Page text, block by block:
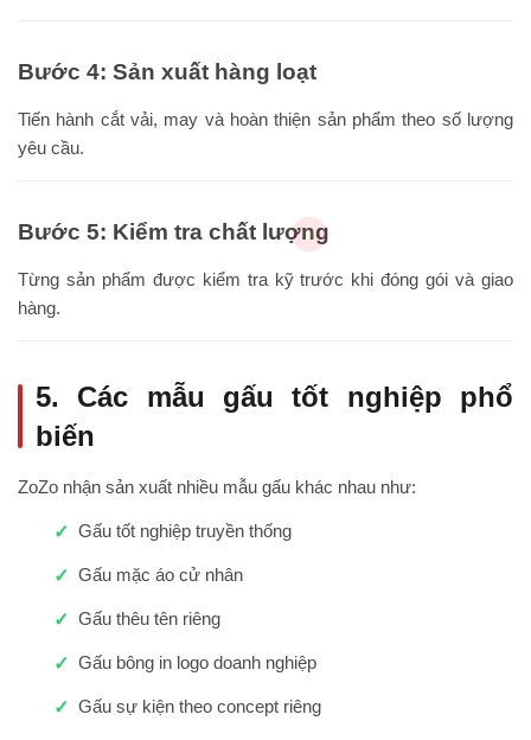
Bước 4: Sản xuất hàng loạt
Tiến hành cắt vải, may và hoàn thiện sản phẩm theo số lượng
yêu cầu.
Bước 5: Kiểm tra chất lượng
Từng sản phẩm được kiểm tra kỹ trước khi đóng gói và giao
hàng.
5. Các mẫu gấu tốt nghiệp phổ
biến
ZoZo nhận sản xuất nhiều mẫu gấu khác nhau như:
Gấu tốt nghiệp truyền thống
Gấu mặc áo cử nhân
Gấu thêu tên riêng
Gấu bông in logo doanh nghiệp
Gấu sự kiện theo concept riêng